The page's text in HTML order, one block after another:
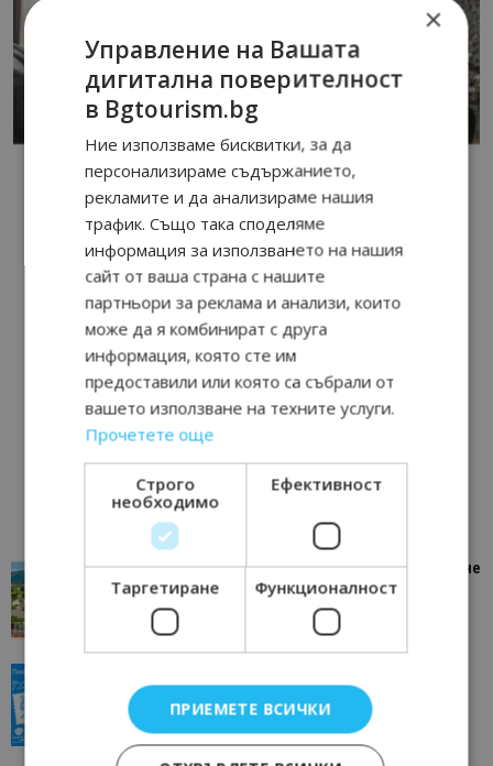
“Пощенска картичка от…”: Петрич – Изживяване
отвъд очакваното
Петрич
всички времена
×
Управление на Вашата
дигитална поверителност
в Bgtourism.bg
Ние използваме бисквитки, за да
персонализираме съдържанието,
рекламите и да анализираме нашия
трафик. Също така споделяме
информация за използването на нашия
сайт от ваша страна с нашите
партньори за реклама и анализи, които
може да я комбинират с друга
информация, която сте им
предоставили или която са събрали от
вашето използване на техните услуги.
Прочетете още
Строго
необходимо
Ефективност
Таргетиране Функционалност
ПРИЕМЕТЕ ВСИЧКИ